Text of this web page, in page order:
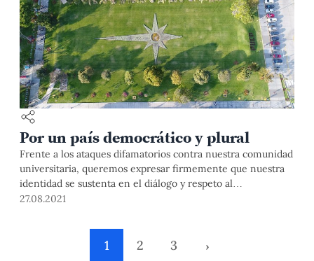
Por un país democrático y plural
Frente a los ataques difamatorios contra nuestra comunidad
universitaria, queremos expresar firmemente que nuestra
identidad se sustenta en el diálogo y respeto al
pensamiento plural. Nuestro compromiso se expresa cada
democráticos y católicos. Durante los años de violencia
armada en nuestro país fuimos víctimas, como otras
27.08.2021
1 2 3 ›